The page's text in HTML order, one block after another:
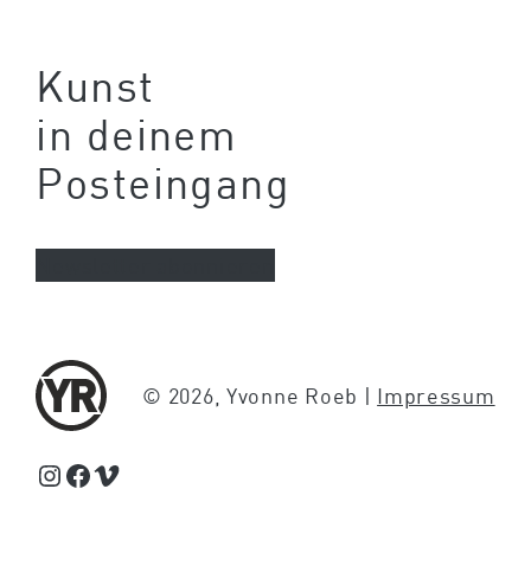
Kunst
in deinem
Posteingang
© 2026, Yvonne Roeb | Impressum
Schaue Feed, Reels und Storys auf Instagram von Yvonne Roeb
Facebook
Schaue Videos auf Vimeo über Yvonne Roeb